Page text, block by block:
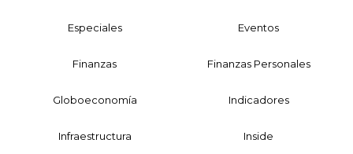
Especiales Eventos
Finanzas Finanzas Personales
Globoeconomía Indicadores
Infraestructura Inside